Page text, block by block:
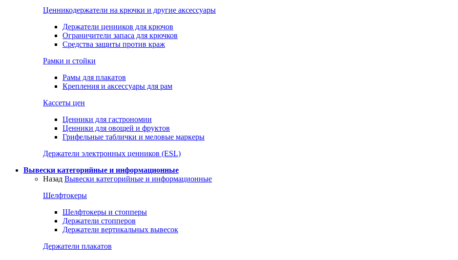
Ценникодержатели на крючки и другие аксессуары
Держатели ценников для крючов
Ограничители запаса для крючков
Средства защиты против краж
Рамки и стойки
Рамы для плакатов
Крепления и аксессуары для рам
Кассеты цен
Ценники для гастрономии
Ценники для овощей и фруктов
Грифельные таблички и меловые маркеры
Держатели электронных ценников (ESL)
Вывески категорийные и информационные
Назад Вывески категорийные и информационные
Шелфтокеры
Шелфтокеры и стопперы
Держатели стопперов
Держатели вертикальных вывесок
Держатели плакатов